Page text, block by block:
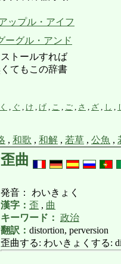
ップル・アイフ
ーグル・アンド
トールすれば
てもこの辞書
く ぐ け げ こ ご さ ざ し
, 和歌 , 和解 , 若草 , 公魚 ,
歪曲
発音： わいきょく
漢字： 歪 , 曲
キーワード： 政治
翻訳： distortion, perversion
歪曲する: わいきょくする: